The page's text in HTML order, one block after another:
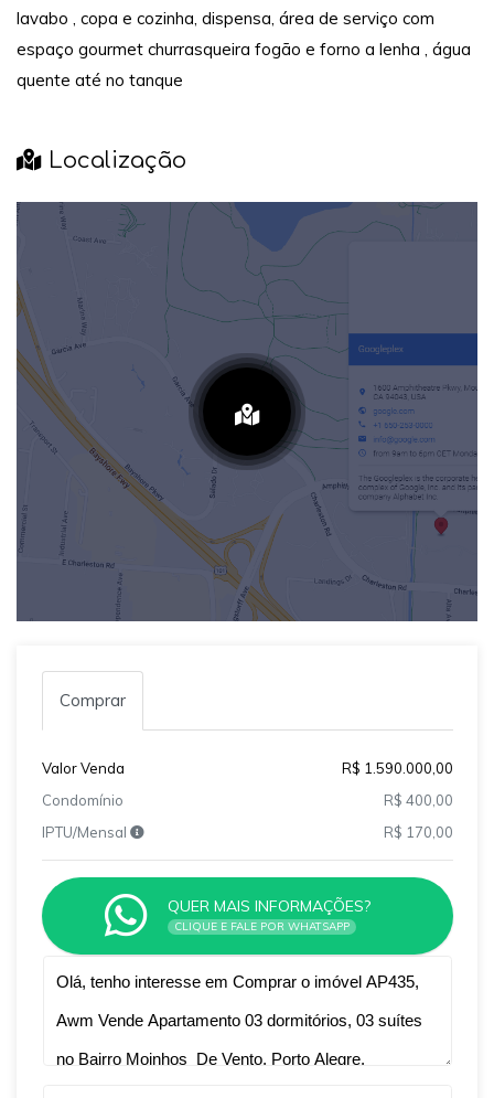
lavabo , copa e cozinha, dispensa, área de serviço com
espaço gourmet churrasqueira fogão e forno a lenha , água
quente até no tanque
Localização
Comprar
Valor Venda
R$ 1.590.000,00
Condomínio
R$ 400,00
IPTU/Mensal
R$ 170,00
QUER MAIS INFORMAÇÕES?
CLIQUE E FALE POR WHATSAPP